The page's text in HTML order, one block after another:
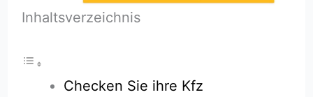
Inhaltsverzeichnis
Checken Sie ihre Kfz